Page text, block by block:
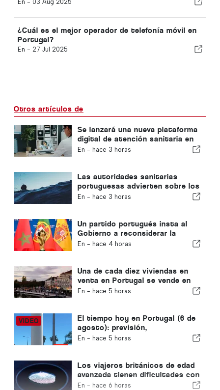
En - 03 Aug 2025
¿Cuál es el mejor operador de telefonía móvil en
Portugal?
En - 27 Jul 2025
Otros artículos de
Se lanzará una nueva plataforma
digital de atención sanitaria en
Portugal
En - hace 3 horas
Las autoridades sanitarias
portuguesas advierten sobre los
peligros del ahogamiento
En - hace 3 horas
Un partido portugués insta al
Gobierno a reconsiderar la
candidatura de Marruecos para
En - hace 4 horas
Una de cada diez viviendas en
venta en Portugal se vende en
menos de una semana
En - hace 5 horas
El tiempo hoy en Portugal (6 de
agosto): previsión,
temperaturas y qué se puede
En - hace 5 horas
Los viajeros británicos de edad
avanzada tienen dificultades con
los nuevos controles de huellas
En - hace 6 horas